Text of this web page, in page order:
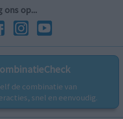
ons op...
de combinatie van
snel en eenvoudig.